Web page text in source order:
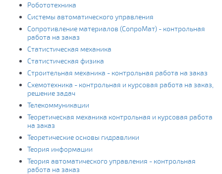
Робототехника
Системы автоматического управления
Сопротивление материалов (СопроМат) - контрольная
работа на заказ
Статистическая механика
Статистическая физика
Строительная механика - контрольная работа на заказ
Схемотехника - контрольная и курсовая работа на заказ,
решение задач
Телекоммуникации
Теоретическая механика контрольная и курсовая работа
на заказ
Теоретические основы гидравлики
Теория информации
Теория автоматического управления - контрольная
работа на заказ